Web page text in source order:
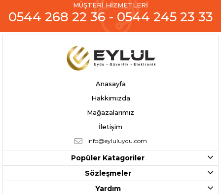
MÜŞTERİ HİZMETLERİ
0544 268 22 36 - 0544 245 23 33
Anasayfa
Hakkımızda
Mağazalarımız
İletişim
info@eyluluydu.com
Popüler Katagoriler
Sözleşmeler
Yardım